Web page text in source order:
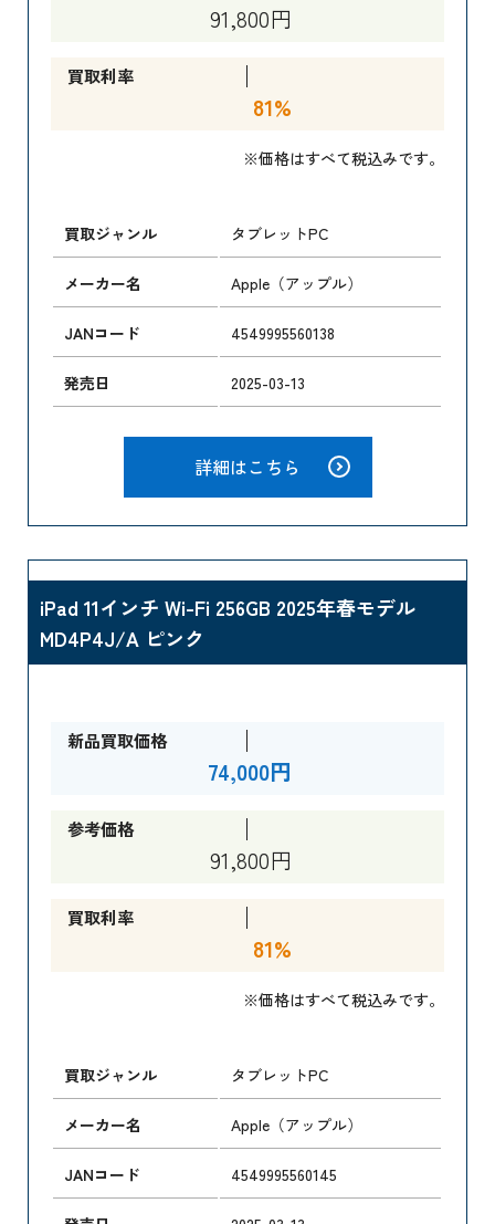
91,800円
買取利率
81%
※価格はすべて税込みです。
買取ジャンル タブレットPC
メーカー名 Apple（アップル）
JANコード 4549995560138
発売日 2025-03-13
詳細はこちら
iPad 11インチ Wi-Fi 256GB 2025年春モデル
MD4P4J/A ピンク
新品買取価格
74,000円
参考価格
91,800円
買取利率
81%
※価格はすべて税込みです。
買取ジャンル タブレットPC
メーカー名 Apple（アップル）
JANコード 4549995560145